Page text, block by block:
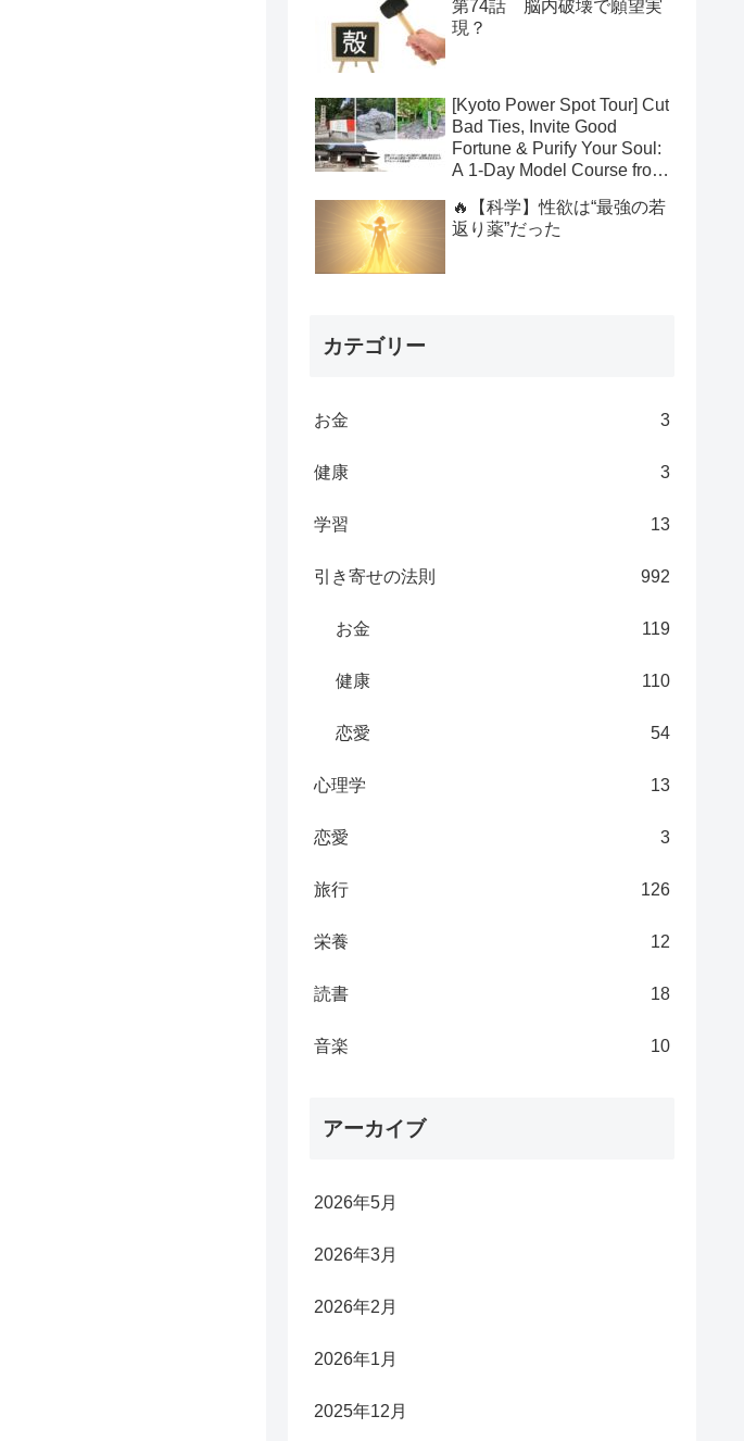
第74話 脳内破壊で願望実
現？
[Kyoto Power Spot Tour] Cut
Bad Ties, Invite Good
Fortune & Purify Your Soul:
A 1-Day Model Course from
Suzumushi-dera to Kamo
Shrines
🔥【科学】性欲は“最強の若
返り薬”だった
カテゴリー
お金 3
健康 3
学習 13
引き寄せの法則 992
お金 119
健康 110
恋愛 54
心理学 13
恋愛 3
旅行 126
栄養 12
読書 18
音楽 10
アーカイブ
2026年5月
2026年3月
2026年2月
2026年1月
2025年12月